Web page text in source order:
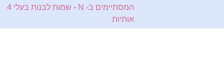
המסתיימים ב- N
-
שמות לבנות בעלי 4
אותיות